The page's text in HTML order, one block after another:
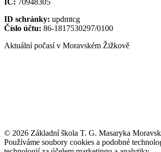
IČ: 70948305
ID schránky: updmtcg
Číslo účtu: 86-1817530297/0100
Aktuální počasí v Moravském Žižkově
© 2026 Základní škola T. G. Masaryka
Používáme soubory cookies a podobné